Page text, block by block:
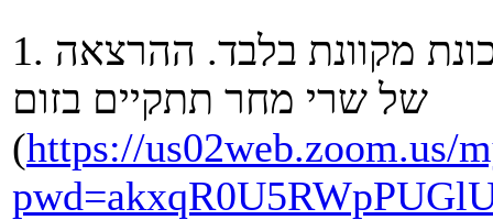
1. הלימודים מחר וביום ב' יתקיימו במתכונת מקוונת בלבד. ההרצאה
של שרי מחר תתקיים בזום
(https://us02web.zoom.us/